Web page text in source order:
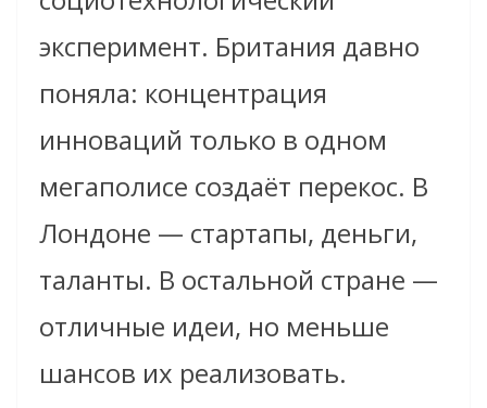
эксперимент. Британия давно
поняла: концентрация
инноваций только в одном
мегаполисе создаёт перекос. В
Лондоне — стартапы, деньги,
таланты. В остальной стране —
отличные идеи, но меньше
шансов их реализовать.